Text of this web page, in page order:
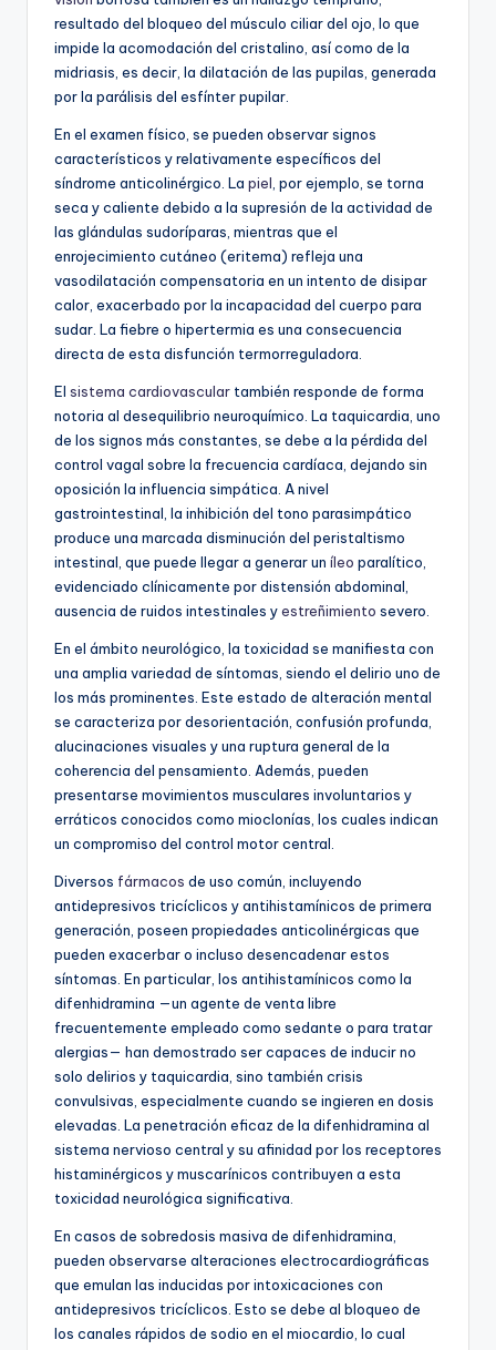
resultado del bloqueo del músculo ciliar del ojo, lo que
impide la acomodación del cristalino, así como de la
midriasis, es decir, la dilatación de las pupilas, generada
por la parálisis del esfínter pupilar.
En el examen físico, se pueden observar signos
característicos y relativamente específicos del
síndrome anticolinérgico. La piel, por ejemplo, se torna
seca y caliente debido a la supresión de la actividad de
las glándulas sudoríparas, mientras que el
enrojecimiento cutáneo (eritema) refleja una
vasodilatación compensatoria en un intento de disipar
calor, exacerbado por la incapacidad del cuerpo para
sudar. La fiebre o hipertermia es una consecuencia
directa de esta disfunción termorreguladora.
El sistema cardiovascular también responde de forma
notoria al desequilibrio neuroquímico. La taquicardia, uno
de los signos más constantes, se debe a la pérdida del
control vagal sobre la frecuencia cardíaca, dejando sin
oposición la influencia simpática. A nivel
gastrointestinal, la inhibición del tono parasimpático
produce una marcada disminución del peristaltismo
intestinal, que puede llegar a generar un íleo paralítico,
evidenciado clínicamente por distensión abdominal,
ausencia de ruidos intestinales yestreñimiento severo.
En el ámbito neurológico, la toxicidad se manifiesta con
una amplia variedad de síntomas, siendo el delirio uno de
los más prominentes. Este estado de alteración mental
se caracteriza por desorientación, confusión profunda,
alucinaciones visuales y una ruptura general de la
coherencia del pensamiento. Además, pueden
presentarse movimientos musculares involuntarios y
erráticos conocidos como mioclonías, los cuales indican
un compromiso del control motor central.
Diversos fármacos de uso común, incluyendo
antidepresivos tricíclicos y antihistamínicos de primera
generación, poseen propiedades anticolinérgicas que
pueden exacerbar o incluso desencadenar estos
síntomas. En particular, los antihistamínicos como la
difenhidramina —un agente de venta libre
frecuentemente empleado como sedante o para tratar
alergias— han demostrado ser capaces de inducir no
solo delirios y taquicardia, sino también crisis
convulsivas, especialmente cuando se ingieren en dosis
elevadas. La penetración eficaz de la difenhidramina al
sistema nervioso central y su afinidad por los receptores
histaminérgicos y muscarínicos contribuyen a esta
toxicidad neurológica significativa.
En casos de sobredosis masiva de difenhidramina,
pueden observarse alteraciones electrocardiográficas
que emulan las inducidas por intoxicaciones con
antidepresivos tricíclicos. Esto se debe al bloqueo de
los canales rápidos de sodio en el miocardio, lo cual